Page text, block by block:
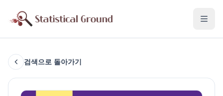
검색으로 돌아가기